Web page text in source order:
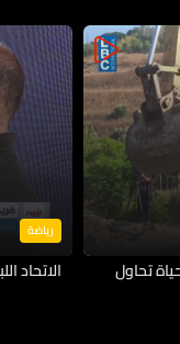
تحاول
رياضة
الاتحاد